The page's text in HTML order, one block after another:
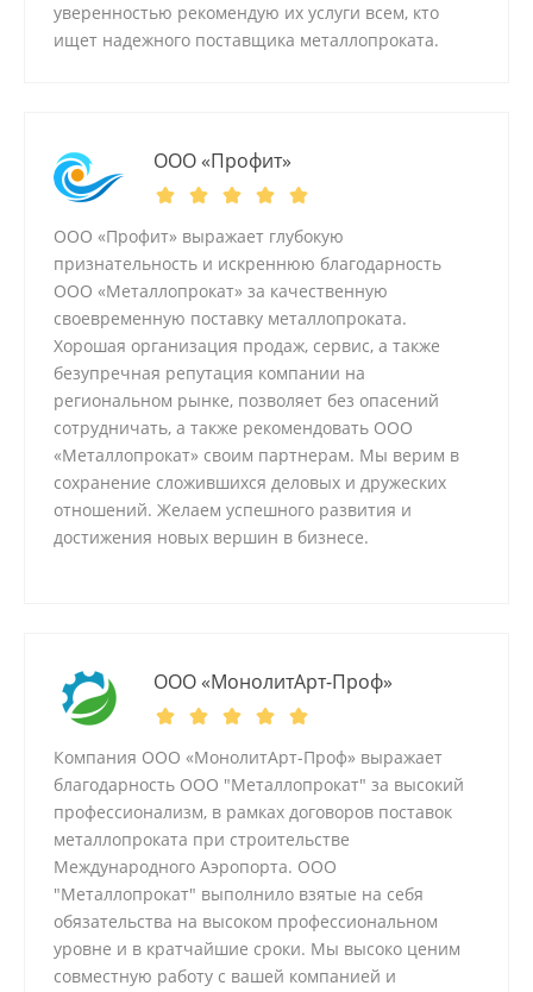
уверенностью рекомендую их услуги всем, кто
ищет надежного поставщика металлопроката.
ООО «Профит»
ООО «Профит» выражает глубокую
признательность и искреннюю благодарность
ООО «Металлопрокат» за качественную
своевременную поставку металлопроката.
Хорошая организация продаж, сервис, а также
безупречная репутация компании на
региональном рынке, позволяет без опасений
сотрудничать, а также рекомендовать ООО
«Металлопрокат» своим партнерам. Мы верим в
сохранение сложившихся деловых и дружеских
отношений. Желаем успешного развития и
достижения новых вершин в бизнесе.
ООО «МонолитАрт-Проф»
Компания ООО «МонолитАрт-Проф» выражает
благодарность ООО "Металлопрокат" за высокий
профессионализм, в рамках договоров поставок
металлопроката при строительстве
Международного Аэропорта. ООО
"Металлопрокат" выполнило взятые на себя
обязательства на высоком профессиональном
уровне и в кратчайшие сроки. Мы высоко ценим
совместную работу с вашей компанией и